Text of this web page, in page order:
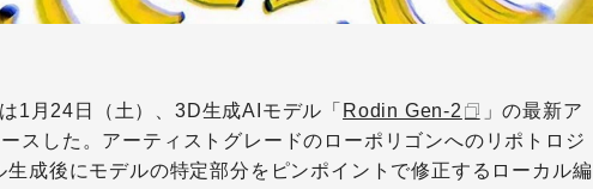
は1月24日（土）、3D生成AIモデル「 Rodin Gen-2
」の最新ア
スした。アーティストグレードのローポリゴンへのリポトロジ
生成後にモデルの特定部分をピンポイントで修正するローカル編